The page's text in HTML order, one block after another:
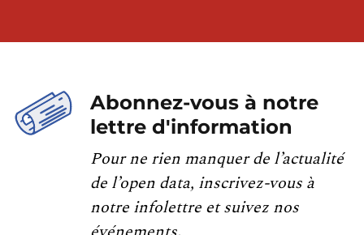
Abonnez-vous à notre
lettre d'information
Pour ne rien manquer de l’actualité
de l’open data, inscrivez-vous à
notre infolettre et suivez nos